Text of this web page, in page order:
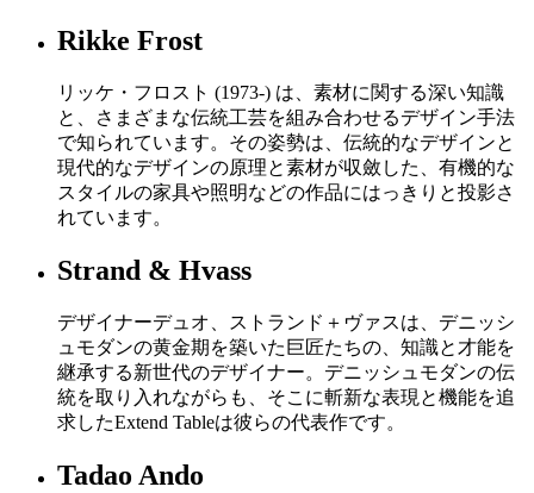
Rikke Frost
リッケ・フロスト (1973-) は、素材に関する深い知識
と、さまざまな伝統工芸を組み合わせるデザイン手法
で知られています。その姿勢は、伝統的なデザインと
現代的なデザインの原理と素材が収斂した、有機的な
スタイルの家具や照明などの作品にはっきりと投影さ
れています。
Strand & Hvass
デザイナーデュオ、ストランド＋ヴァスは、デニッシ
ュモダンの黄金期を築いた巨匠たちの、知識と才能を
継承する新世代のデザイナー。デニッシュモダンの伝
統を取り入れながらも、そこに斬新な表現と機能を追
求したExtend Tableは彼らの代表作です。
Tadao Ando